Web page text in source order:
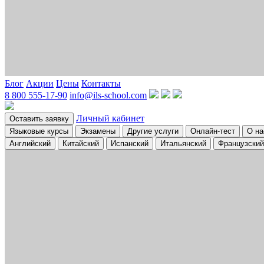
Блог Акции Цены Контакты
8 800 555-17-90 info@ils-school.com
Оставить заявку Личный кабинет
Языковые курсы Экзамены Другие услуги Онлайн-тест
О
Английский
Китайский Испанский Итальянский Французский